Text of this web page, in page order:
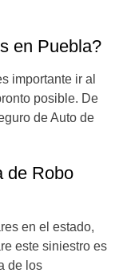
en Puebla?
importante ir al
posible. De
de Auto de
de Robo
en el estado,
este siniestro es
de los